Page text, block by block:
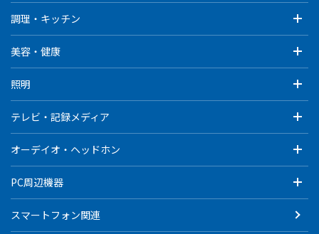
調理・キッチン
美容・健康
照明
テレビ・記録メディア
オーデイオ・ヘッドホン
PC周辺機器
スマートフォン関連